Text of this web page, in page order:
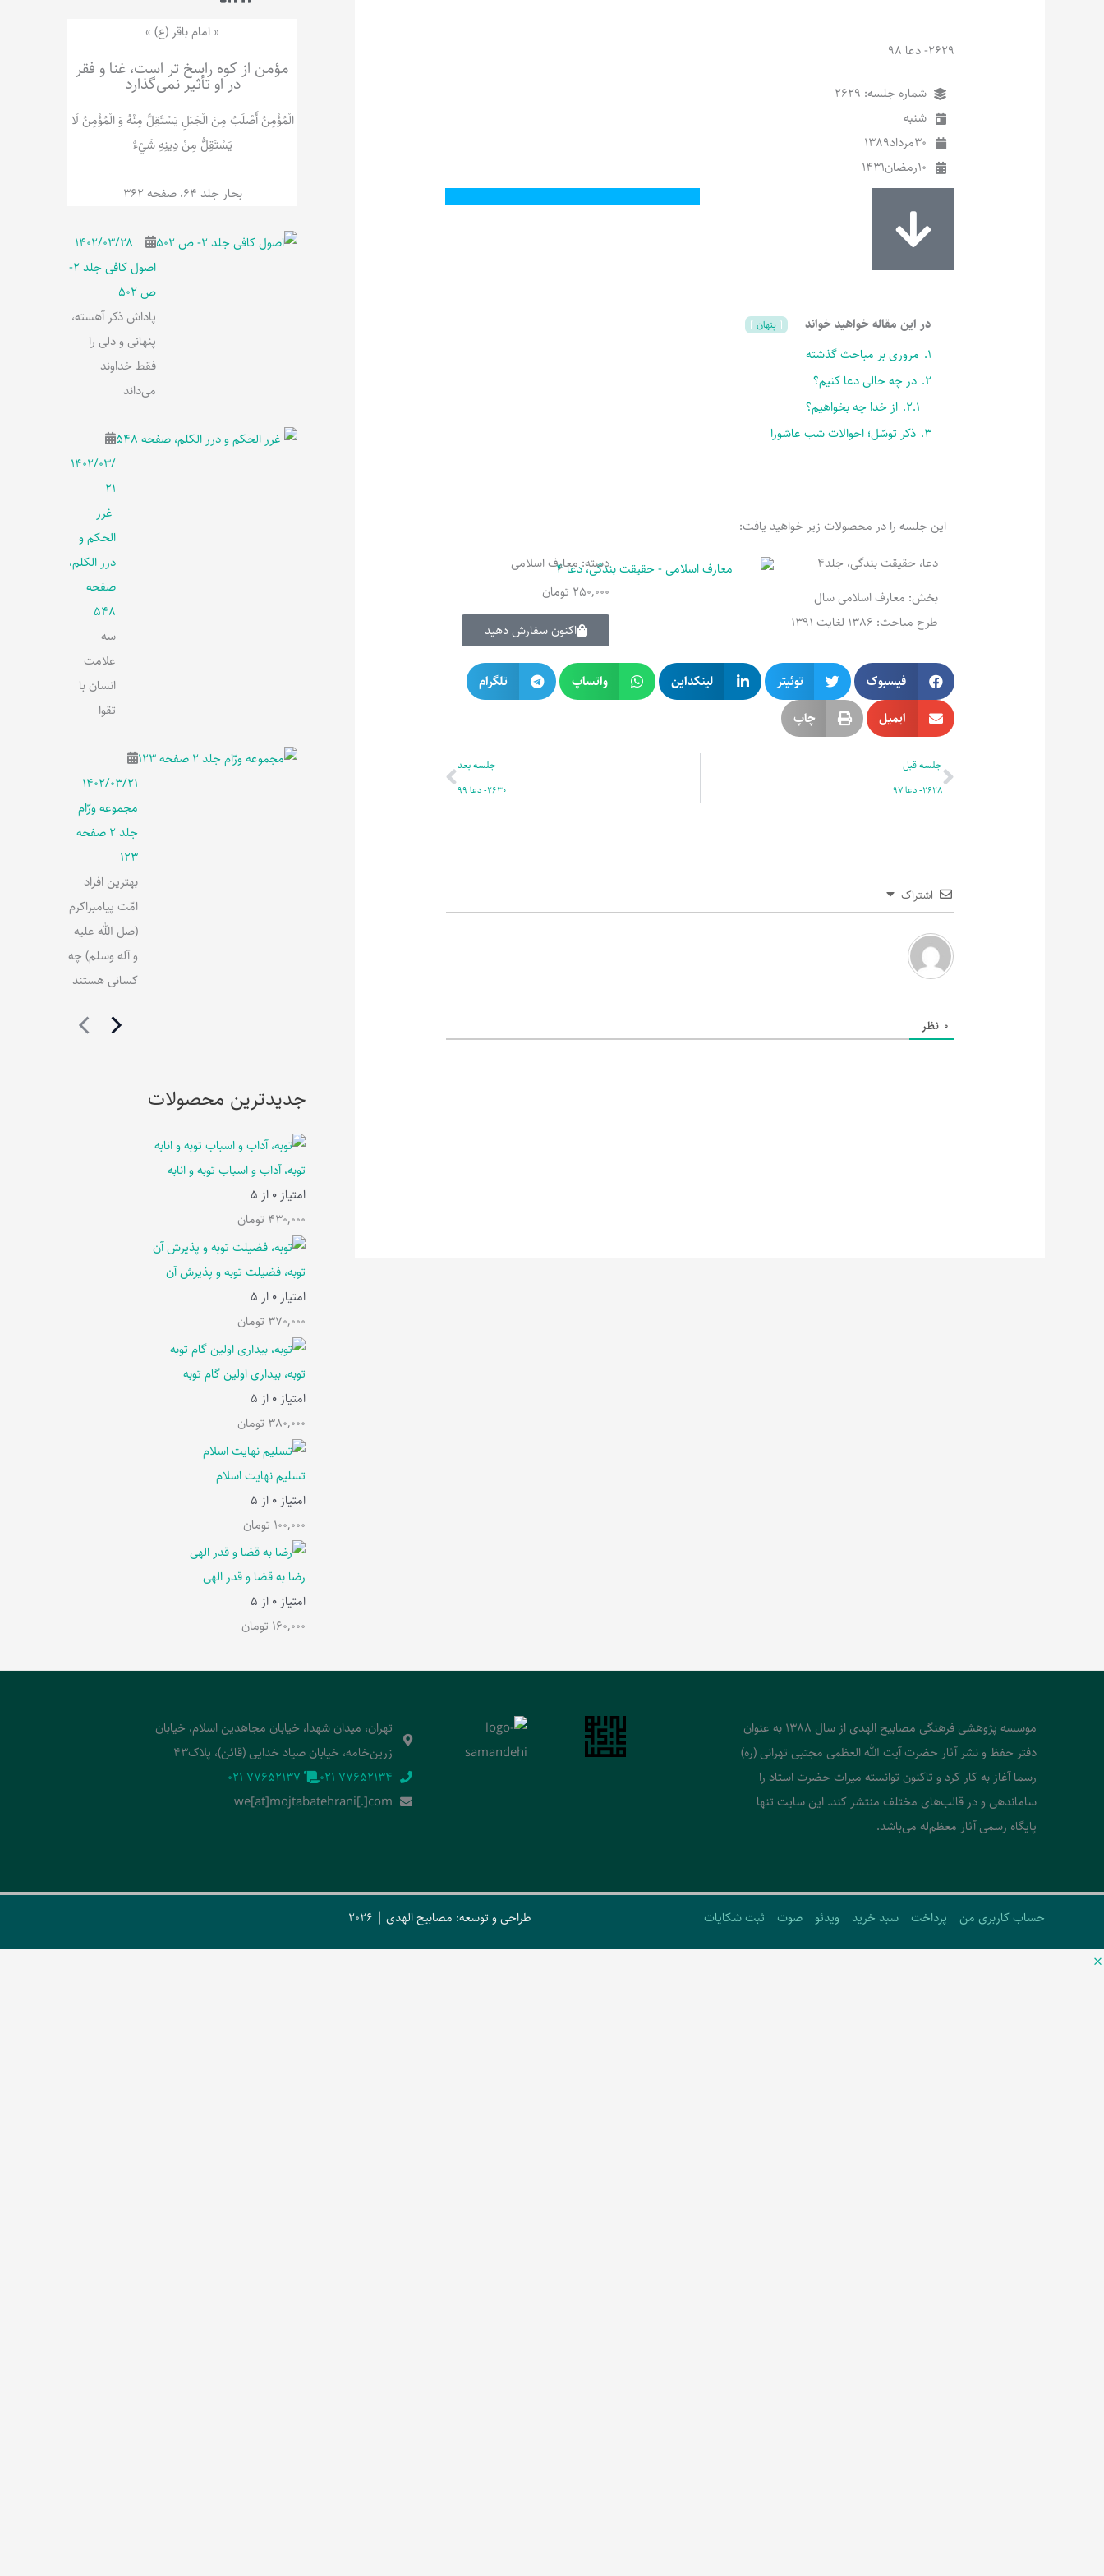
ه
2629- دعا 98
شماره جلسه: 2629
شنبه
30مرداد1389
10رمضان1431
در این مقاله خواهید خواند پنهان
1. مروری بر مباحث گذشته
2. در چه حالی دعا کنیم؟
2.1. از خدا چه بخواهیم؟
3. ذکر توسّل؛ احوالات شب عاشورا
این جلسه را در محصولات زیر خواهید یافت:
دعا، حقیقت بندگی، جلد4
بخش: معارف اسلامی سال
طرح مباحث: 1386 لغایت 1391
دسته:معارف اسلامی
250,000 تومان
اکنون سفارش دهید
فیسبوک توئیتر لینکداین واتساپ
تلگرام
ایمیل
چاپ
قبلی
جلسه قبل
2628- دعا 97
جلسه بعد
2630- دعا 99
بعدی
اشتراک
0 نظر
« امام باقر (ع) »
مؤمن از کوه راسخ تر است، غنا و فقر
در او تأثیر نمی‌گذارد
الْمُؤْمِنُ‌ أَصْلَبُ‌ مِنَ‌ الْجَبَلِ‌ یَسْتَقِلُّ مِنْهُ وَ الْمُؤْمِنُ لَا
يَسْتَقِلُّ مِنْ دِينِهِ شَيْ‌ءٌ
بحار جلد 64، صفحه 362
۱۴۰۲/۰۳/۲۸
اصول کافی جلد 2-
ص 502
پاداش ذکر آهسته،
پنهانی و دلی را
فقط خداوند
می‌داند
۱۴۰۲/۰۳/
۲۱
غرر
الحکم و
درر الکلم،
صفحه
548
سه
علامت
انسان با
تقوا
۱۴۰۲/۰۳/۲۱
مجموعه ورّام
جلد 2 صفحه
123
بهترین افراد
امّت پیامبراکرم
(صل الله علیه
و آله وسلم) چه
کسانی هستند
جدیدترین محصولات
توبه، آداب و اسباب توبه و انابه
امتیاز 0 از 5
430,000 تومان
توبه، فضیلت توبه و پذیرش آن
امتیاز 0 از 5
370,000 تومان
توبه، بیداری اولین گام توبه
امتیاز 0 از 5
380,000 تومان
تسلیم نهایت اسلام
امتیاز 0 از 5
100,000 تومان
رضا به قضا و قدر الهی
امتیاز 0 از 5
160,000 تومان
موسسه پژوهشی فرهنگی مصابیح الهدی از سال 1388 به عنوان
دفتر حفظ و نشر آثار حضرت آیت الله العظمی مجتبی تهرانی (ره)
رسما آغاز به کار کرد و تاکنون توانسته میراث حضرت استاد را
ساماندهی و در قالب‌های مختلف منتشر کند. این سایت تنها
پایگاه رسمی آثار معظم‌له می‌باشد.
تهران، میدان شهدا، خیابان مجاهدین اسلام، خیابان
زرین‌خامه، خیابان صیاد خدایی (قائن)، پلاک43
‭021 77652134‬
‭021 77652137‬
we[at]mojtabatehrani[.]com
حساب کاربری من پرداخت سبد خرید ویدئو صوت ثبت شکایات طراحی و توسعه: مصابیح الهدی | 2026